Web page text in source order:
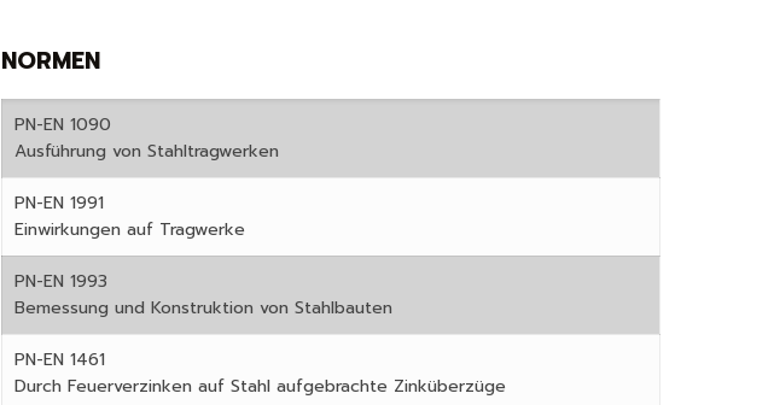
NORMEN
PN-EN 1090
Ausführung von Stahltragwerken
PN-EN 1991
Einwirkungen auf Tragwerke
PN-EN 1993
Bemessung und Konstruktion von Stahlbauten
PN-EN 1461
Durch Feuerverzinken auf Stahl aufgebrachte Zinküberzüge